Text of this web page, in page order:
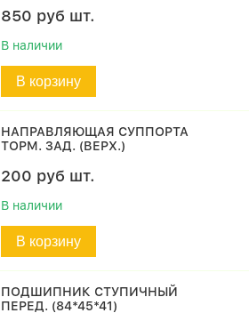
850 руб шт.
В наличии
В корзину
НАПРАВЛЯЮЩАЯ СУППОРТА
ТОРМ. ЗАД. (ВЕРХ.)
200 руб шт.
В наличии
В корзину
ПОДШИПНИК СТУПИЧНЫЙ
ПЕРЕД. (84*45*41)